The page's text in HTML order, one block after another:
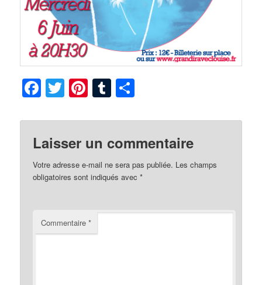
Facebook
Twitter
Pinterest
Tumblr
Laisser un commentaire
Votre adresse e-mail ne sera pas publiée.
Commentaire*